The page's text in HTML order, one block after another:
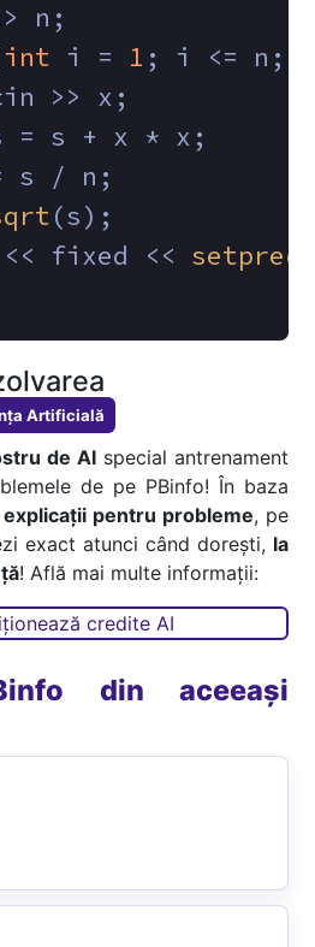
n;
int i = 1 ; i <= n;
>> x;
= s + x * x;
s / n;
(s);
fixed <<
Artificială
de AIspecial antrenament
de pe PBinfo! În baza
explicații pentru probleme, pe
exact atunci când dorești, la
! Află mai multe informații:
credite AI
din aceeași